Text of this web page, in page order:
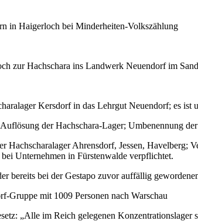
in Haigerloch bei Minderheiten-Volkszählung
zur Hachschara ins Landwerk Neuendorf im
Kersdorf in das Lehrgut Neuendorf; es
der Hachschara-Lager; Um­be­nen­nung
Hachscharalager Ahrensdorf, Jessen,
Unternehmen in Fürstenwalde verpflichtet.
bereits bei der Gestapo zuvor auffällig
Gruppe mit 1009 Personen nach Warschau
„Alle im Reich gelegenen